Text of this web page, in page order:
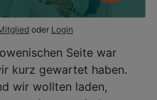
oder Login
Seite war
kurz gewartet haben.
wir wollten laden,